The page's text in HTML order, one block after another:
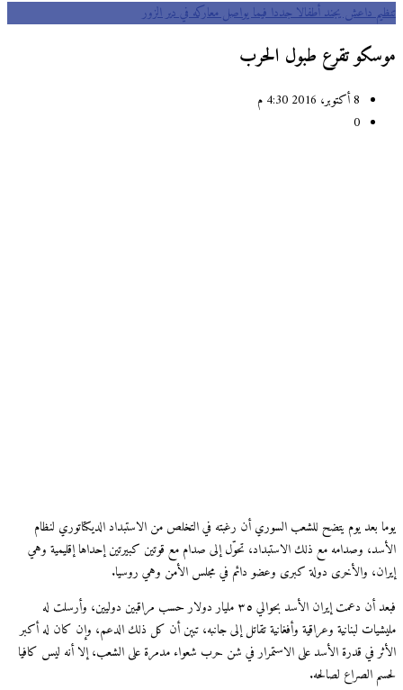
تنظيم داعش يجند أطفالا جددا فيما يواصل معاركه في دير الزور
موسكو تقرع طبول الحرب
يوما بعد يوم يتضح للشعب السوري أن رغبته في التخلص من الاستبداد الديكتاتوري لنظام
الأسد، وصدامه مع ذلك الاستبداد، تحوّل إلى صدام مع قوتين كبيرتين إحداها إقليمية وهي
إيران، والأخرى دولة كبرى وعضو دائم في مجلس الأمن وهي روسيا.
فبعد أن دعمت إيران الأسد بحوالي ٣٥ مليار دولار حسب مراقبين دوليين، وأرسلت له
مليشيات لبنانية وعراقية وأفغانية تقاتل إلى جانبه، تبين أن كل ذلك الدعم، وإن كان له أكبر
الأثر في قدرة الأسد على الاستمرار في شن حرب شعواء مدمرة على الشعب، إلا أنه ليس كافيا
لحسم الصراع لصالحه.